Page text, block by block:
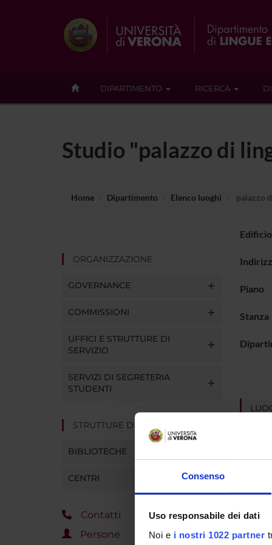
Consenso
Uso responsabile dei dati
Noi e i nostri 1022 partner
DIPARTIMENTO RICERCA
Studio "palazzo di
Home Dipartimento Elenco luoghi palazzo
ORGANIZZAZIONE
GOVERNANCE
COMMISSIONI
UFFICI E STRUTTURE DI
SERVIZIO
SERVIZI DI SEGRETERIA
STUDENTI
STRUTTURE DEL DIPARTIMENTO
BIBLIOTECHE
CENTRI
Contatti
Persone
Edificio
Piano
Stanza